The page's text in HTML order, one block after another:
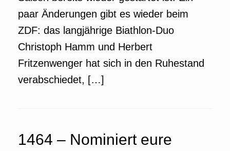
paar Änderungen gibt es wieder beim
ZDF: das langjährige Biathlon-Duo
Christoph Hamm und Herbert
Fritzenwenger hat sich in den Ruhestand
verabschiedet, […]
1464 – Nominiert eure